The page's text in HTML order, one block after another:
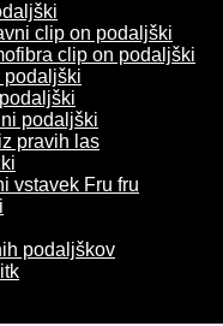
clip on podaljški
clip on podaljški
podaljški
podaljški
pravih las
vstavek Fru fru
podaljškov